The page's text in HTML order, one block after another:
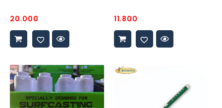
Prix
promo
20.000
Prix
promo
11.800
FIL
ELASTIQUE
300
DÉGORGEOIR